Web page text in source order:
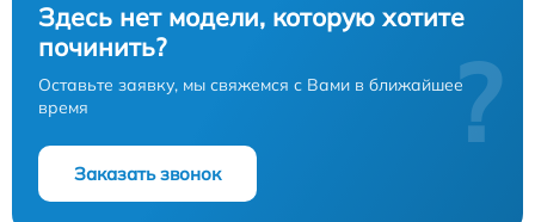
Здесь нет модели, которую хотите
починить?
Оставьте заявку, мы свяжемся с Вами в ближайшее
время
Заказать звонок
?